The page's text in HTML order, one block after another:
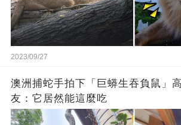
2023/09/27
澳洲捕蛇手拍下「巨蟒生吞負鼠」
友：它居然能這麼吃